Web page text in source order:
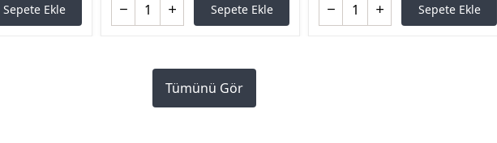
Sepete Ekle Sepete Ekle Sepete Ekle
Tümünü Gör